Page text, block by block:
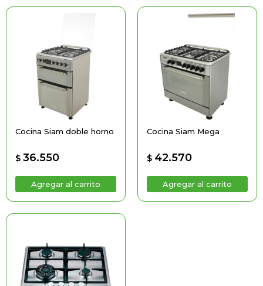
Cocina Siam doble horno
$ 36.550
Cocina Siam Mega
$ 42.570